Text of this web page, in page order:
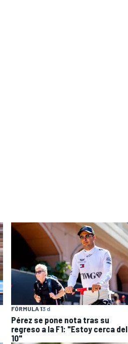
FÓRMULA 13 d
Pérez se pone nota tras su
regreso a la F1: "Estoy cerca del
10"